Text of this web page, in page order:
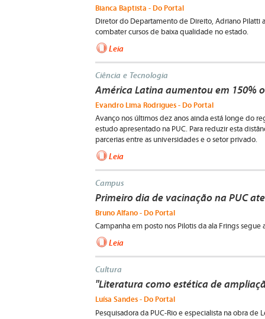
Bianca Baptista - Do Portal
Diretor do Departamento de Direito, Adriano Pilatti
combater cursos de baixa qualidade no estado.
Leia
Ciência e Tecnologia
América Latina aumentou em 150%
Evandro Lima Rodrigues - Do Portal
Avanço nos últimos dez anos ainda está longe do
estudo apresentado na PUC. Para reduzir esta
parcerias entre as universidades e o setor privado.
Leia
Campus
Primeiro dia de vacinação na PUC
Bruno Alfano - Do Portal
Campanha em posto nos Pilotis da ala Frings segue
Leia
Cultura
"Literatura como estética de
Luísa Sandes - Do Portal
Pesquisadora da PUC-Rio e especialista na obra de